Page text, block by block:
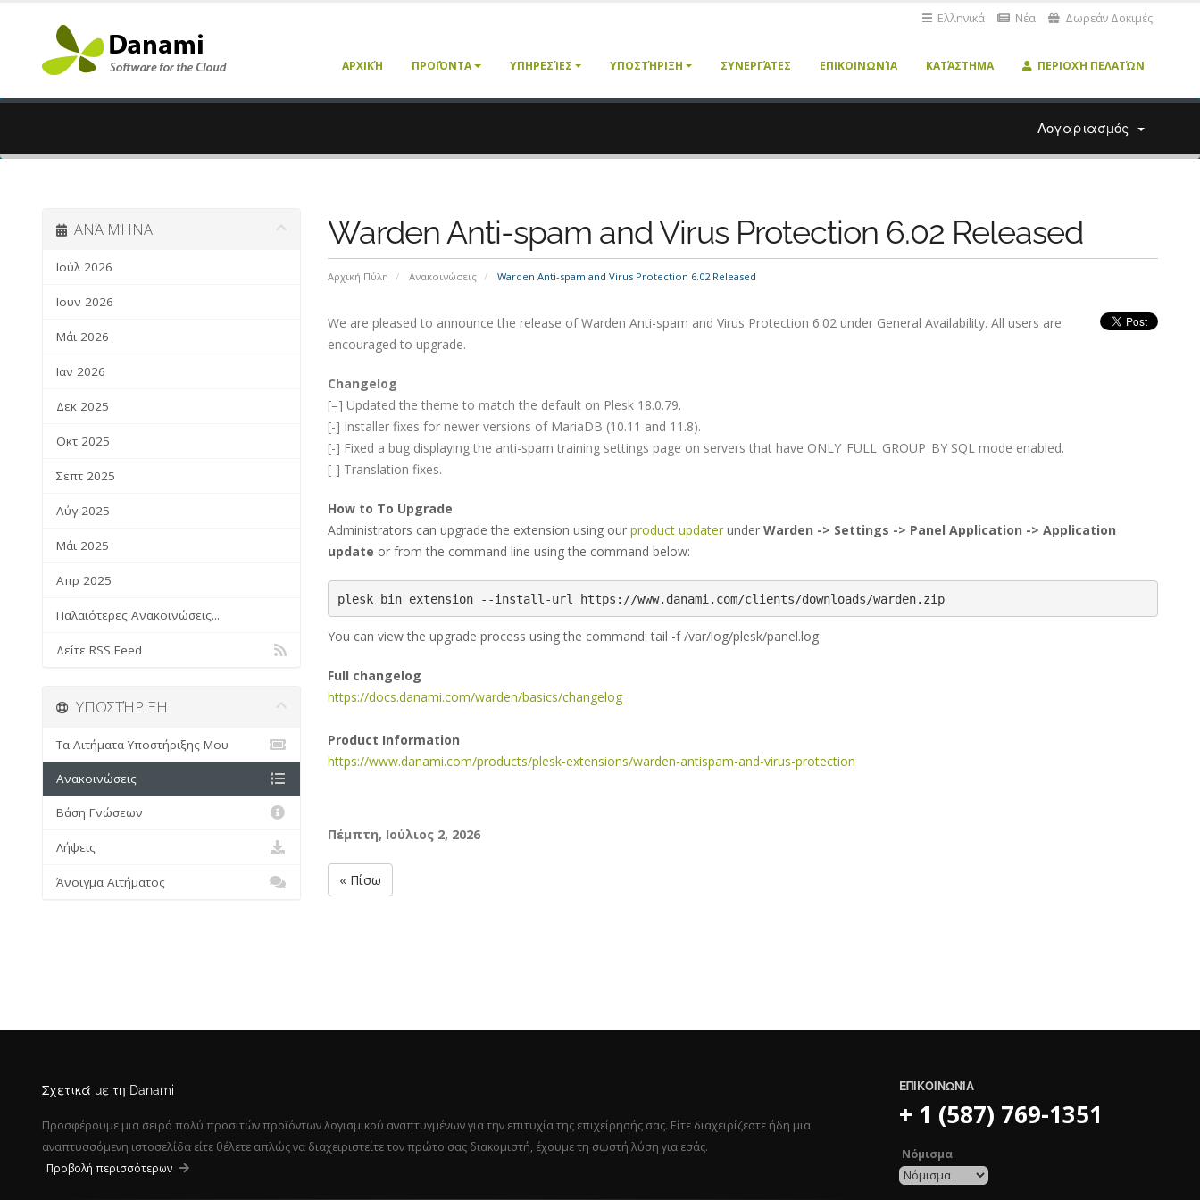
Ελληνικά Νέα Δωρεάν Δοκιμές
ΑΡΧΙΚΉ ΠΡΟΪΌΝΤΑ ΥΠΗΡΕΣΊΕΣ ΥΠΟΣΤΉΡΙΞΗ ΣΥΝΕΡΓΆΤΕΣ ΕΠΙΚΟΙΝΩΝΊΑ ΚΑΤΆΣΤΗΜΑ ΠΕΡΙΟΧΉ ΠΕΛΑΤΏΝ
Λογαριασμός
Warden Anti-spam and Virus Protection 6.02 Released
Αρχική Πύλη Ανακοινώσεις Warden Anti-spam and Virus Protection 6.02 Released
ΑΝΆ ΜΉΝΑ
Ιούλ 2026
Ιουν 2026
Μάι 2026
Ιαν 2026
Δεκ 2025
Οκτ 2025
Σεπτ 2025
Αύγ 2025
Μάι 2025
Απρ 2025
Παλαιότερες Ανακοινώσεις...
Δείτε RSS Feed
We are pleased to announce the release of Warden Anti-spam and Virus Protection 6.02 under General Availability. All users are
encouraged to upgrade.
Changelog
[=] Updated the theme to match the default on Plesk 18.0.79.
[-] Installer fixes for newer versions of MariaDB (10.11 and 11.8).
[-] Fixed a bug displaying the anti-spam training settings page on servers that have ONLY_FULL_GROUP_BY SQL mode enabled.
[-] Translation fixes.
How to To Upgrade
Administrators can upgrade the extension using our product updater under Warden -> Settings -> Panel Application -> Application
update or from the command line using the command below:
plesk bin extension --install-url https://www.danami.com/clients/downloads/warden.zip
You can view the upgrade process using the command: tail -f /var/log/plesk/panel.log
Full changelog
https://docs.danami.com/warden/basics/changelog
Product Information
https://www.danami.com/products/plesk-extensions/warden-antispam-and-virus-protection
Πέμπτη, Ιούλιος 2, 2026
« Πίσω
ΥΠΟΣΤΉΡΙΞΗ
Τα Αιτήματα Υποστήριξης Μου
Ανακοινώσεις
Βάση Γνώσεων
Λήψεις
Άνοιγμα Αιτήματος
Σχετικά με τη Danami
Προσφέρουμε μια σειρά πολύ προσιτών προϊόντων λογισμικού αναπτυγμένων για την επιτυχία της επιχείρησής σας. Είτε διαχειρίζεστε ήδη μια
αναπτυσσόμενη ιστοσελίδα είτε θέλετε απλώς να διαχειριστείτε τον πρώτο σας διακομιστή, έχουμε τη σωστή λύση για εσάς.
Προβολή περισσότερων
ΕΠΙΚΟΙΝΩΝΊΑ
+ 1 (587) 769-1351
Νόμισμα